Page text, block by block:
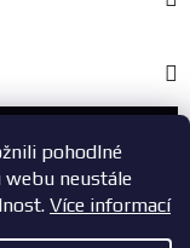
pohodlné
webu neustále
Více informací
748